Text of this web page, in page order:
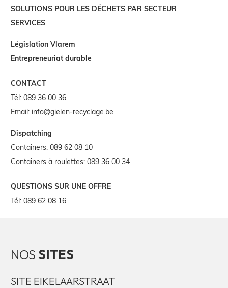
SOLUTIONS POUR LES DÉCHETS PAR SECTEUR
SERVICES
Législation Vlarem
Entrepreneuriat durable
CONTACT
Tél: 089 36 00 36
Email: info@gielen-recyclage.be
Dispatching
Containers: 089 62 08 10
Containers à roulettes: 089 36 00 34
QUESTIONS SUR UNE OFFRE
Tél: 089 62 08 16
NOS SITES
SITE EIKELAARSTRAAT